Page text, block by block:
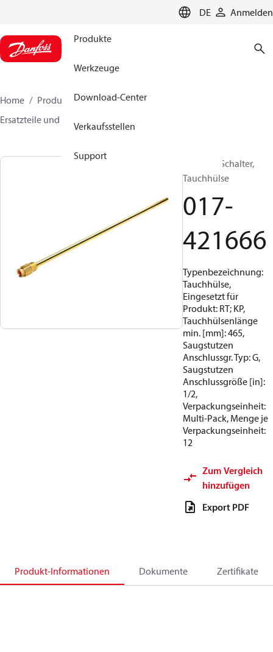
DE Anmelden
Produkte
Werkzeuge
Download-Center
Verkaufsstellen
Support
Home Produkte Sensing solutions
Ersatzteile und Zubehör für Schalter
Zubehör Schalter,
Tauchhülse
017-
421666
Typenbezeichnung:
Tauchhülse,
Eingesetzt für
Produkt: RT; KP,
Tauchhülsenlänge
min. [mm]: 465,
Saugstutzen
Anschlussgr. Typ: G,
Saugstutzen
Anschlussgröße [in]:
1/2,
Verpackungseinheit:
Multi-Pack, Menge je
Verpackungseinheit:
12
Zum Vergleich
hinzufügen
Export PDF
Produkt-Informationen Dokumente Zertifikate